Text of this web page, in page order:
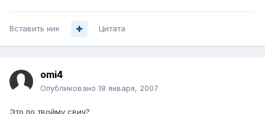
Вставить ник Цитата
omi4
Опубликовано 18 января, 2007
Это по твойму свич?